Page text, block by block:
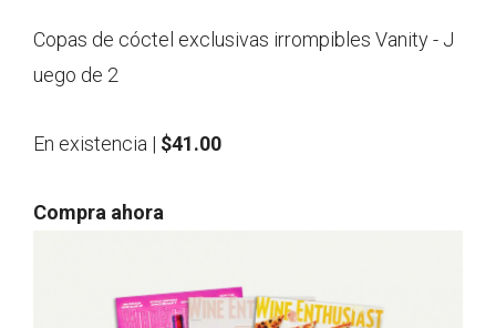
Copas de cóctel exclusivas irrompibles Vanity - J
uego de 2
En existencia | $41.00
Compra ahora